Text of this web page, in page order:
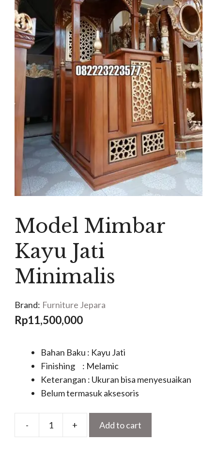
Model Mimbar
Kayu Jati
Minimalis
Brand: Furniture Jepara
Rp11,500,000
Bahan Baku : Kayu Jati
Finishing : Melamic
Keterangan : Ukuran bisa menyesuaikan
Belum termasuk aksesoris
-
Model
+ Add to cart